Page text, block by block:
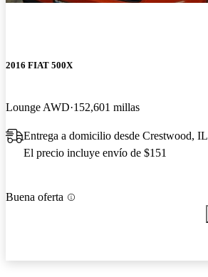
2016 FIAT 500X
Lounge AWD 152,601 millas
Entrega a domicilio desde Crestwood, IL
El precio incluye envío de $151
Buena oferta